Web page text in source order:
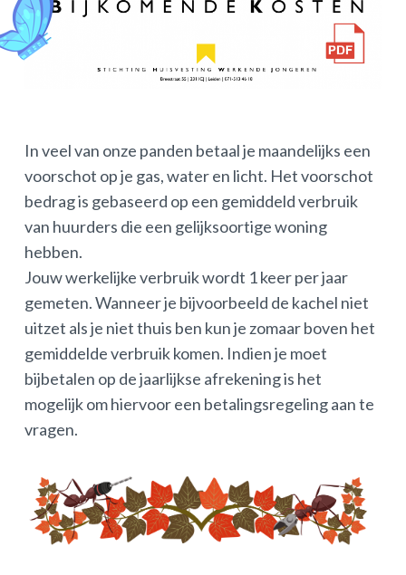
In veel van onze panden betaal je maandelijks een
voorschot op je gas, water en licht. Het voorschot
bedrag is gebaseerd op een gemiddeld verbruik
van huurders die een gelijksoortige woning
hebben.
Jouw werkelijke verbruik wordt 1 keer per jaar
gemeten. Wanneer je bijvoorbeeld de kachel niet
uitzet als je niet thuis ben kun je zomaar boven het
gemiddelde verbruik komen. Indien je moet
bijbetalen op de jaarlijkse afrekening is het
mogelijk om hiervoor een betalingsregeling aan te
vragen.